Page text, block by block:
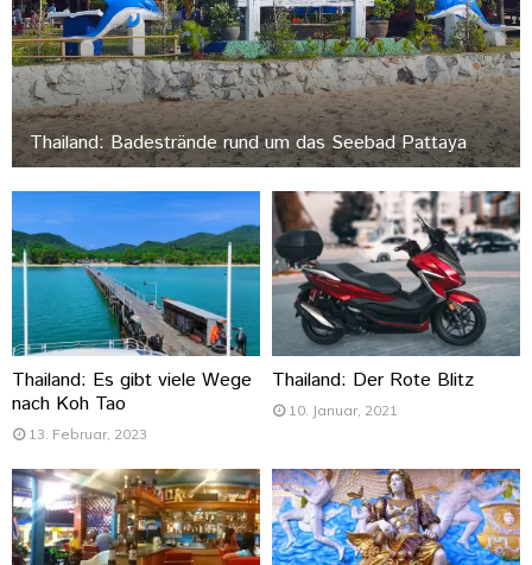
Thailand: Badestrände rund um das Seebad Pattaya
Thailand: Es gibt viele Wege
nach Koh Tao
13. Februar, 2023
Thailand: Der Rote Blitz
10. Januar, 2021